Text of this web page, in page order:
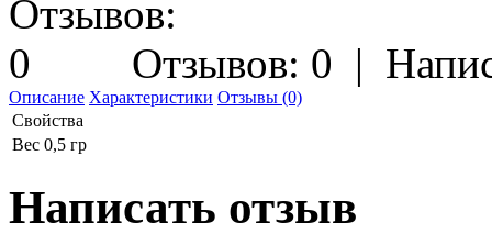
Отзывов: 0 |
Описание Характеристики Отзывы (0)
Свойства
Вес 0,5 гр
Написать отзыв